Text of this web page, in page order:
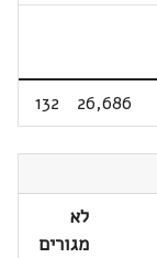
26,686
132
לא
מגורים